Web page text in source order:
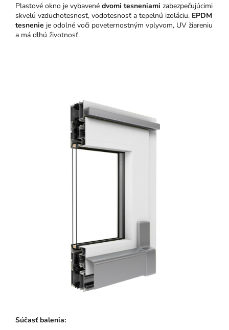
Plastové okno je vybavené dvomi tesneniami zabezpečujúcimi
skvelú vzduchotesnosť, vodotesnosť a tepelnú izoláciu. EPDM
tesnenie je odolné voči poveternostným vplyvom, UV žiareniu
a má dlhú životnosť.
Súčasť balenia: